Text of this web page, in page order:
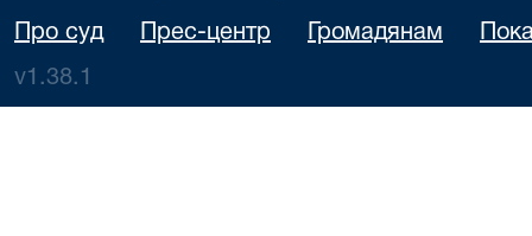
Про суд Прес-центр Громадянам
v1.38.1